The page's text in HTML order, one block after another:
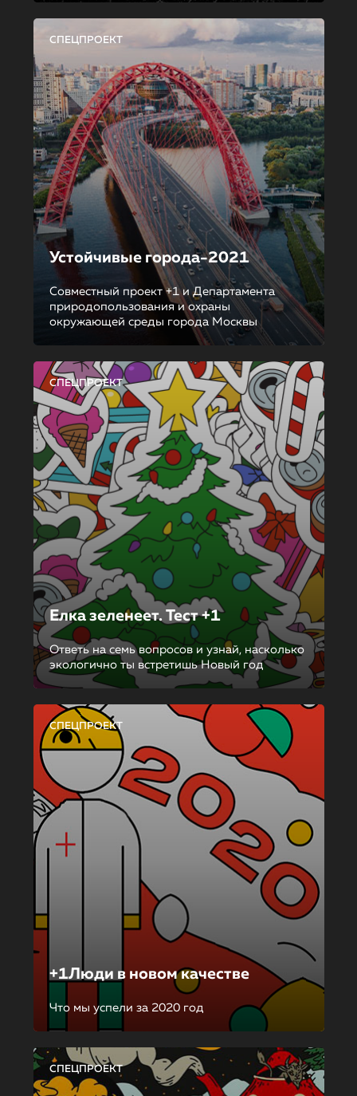
СПЕЦПРОЕКТ
Устойчивые города-2021
Совместный проект +1 и Департамента
природопользования и охраны
окружающей среды города Москвы
СПЕЦПРОЕКТ
Елка зеленеет. Тест +1
Ответь на семь вопросов и узнай, насколько
экологично ты встретишь Новый год
СПЕЦПРОЕКТ
+1Люди в новом качестве
Что мы успели за 2020 год
СПЕЦПРОЕКТ